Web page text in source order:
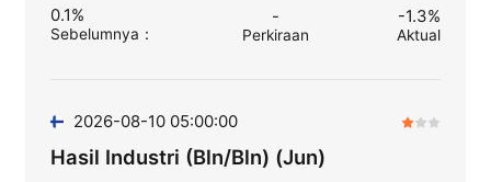
0.1%
Sebelumnya ：
-
Perkiraan
-1.3%
Aktual
2026-08-10 05:00:00
Hasil Industri (Bln/Bln) (Jun)